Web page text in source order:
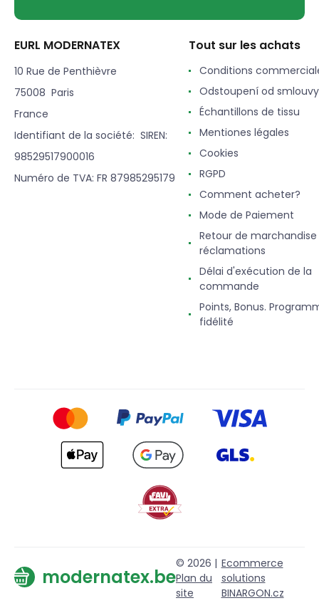
EURL MODERNATEX
10 Rue de Penthièvre
75008 Paris
France
Identifiant de la société: SIREN:
98529517900016
Numéro de TVA: FR 87985295179
Tout sur les achats
Conditions
Odstoupení od smlouvy
Échantillons de tissu
Mentiones légales
Cookies
RGPD
Comment acheter?
Mode de Paiement
Retour de
réclamations
Délai d'exécution de la
commande
Points, Bonus.
fidélité
modernatex.be
© 2026 |
Plan du
site
Ecommerce
solutions
BINARGON.cz